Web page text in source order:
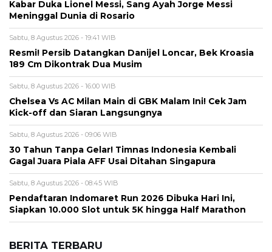
Kabar Duka Lionel Messi, Sang Ayah Jorge Messi
Meninggal Dunia di Rosario
Sabtu, 8 Agustus 2026 - 19:41 WIB
Resmi! Persib Datangkan Danijel Loncar, Bek Kroasia
189 Cm Dikontrak Dua Musim
Sabtu, 8 Agustus 2026 - 16:00 WIB
Chelsea Vs AC Milan Main di GBK Malam Ini! Cek Jam
Kick-off dan Siaran Langsungnya
Sabtu, 8 Agustus 2026 - 09:06 WIB
30 Tahun Tanpa Gelar! Timnas Indonesia Kembali
Gagal Juara Piala AFF Usai Ditahan Singapura
Sabtu, 8 Agustus 2026 - 08:45 WIB
Pendaftaran Indomaret Run 2026 Dibuka Hari Ini,
Siapkan 10.000 Slot untuk 5K hingga Half Marathon
BERITA TERBARU